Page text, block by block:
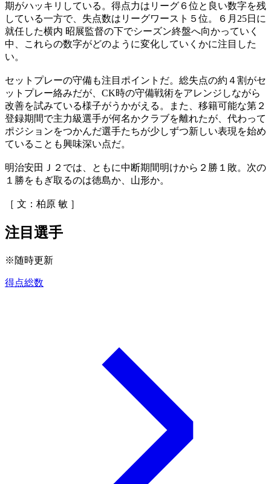
期がハッキリしている。得点力はリーグ６位と良い数字を残
している一方で、失点数はリーグワースト５位。６月25日に
就任した横内 昭展監督の下でシーズン終盤へ向かっていく
中、これらの数字がどのように変化していくかに注目した
い。
セットプレーの守備も注目ポイントだ。総失点の約４割がセ
ットプレー絡みだが、CK時の守備戦術をアレンジしながら
改善を試みている様子がうかがえる。また、移籍可能な第２
登録期間で主力級選手が何名かクラブを離れたが、代わって
ポジションをつかんだ選手たちが少しずつ新しい表現を始め
ていることも興味深い点だ。
明治安田Ｊ２では、ともに中断期間明けから２勝１敗。次の
１勝をもぎ取るのは徳島か、山形か。
［ 文：柏原 敏 ］
注目選手
※随時更新
得点総数